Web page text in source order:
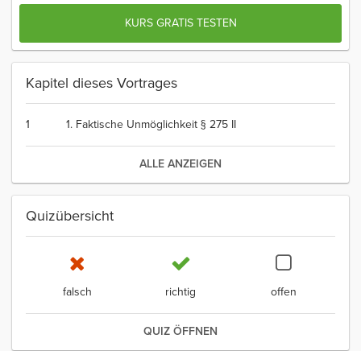
KURS GRATIS TESTEN
Kapitel dieses Vortrages
1 1. Faktische Unmöglichkeit § 275 II
ALLE ANZEIGEN
Quizübersicht
falsch richtig offen
QUIZ ÖFFNEN